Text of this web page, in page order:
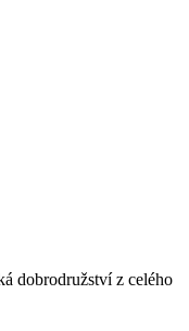
dobrodružství z celého